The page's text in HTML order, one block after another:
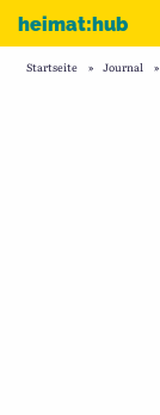
Zum Inhalt
heimat:hub
Startseite » Journal »